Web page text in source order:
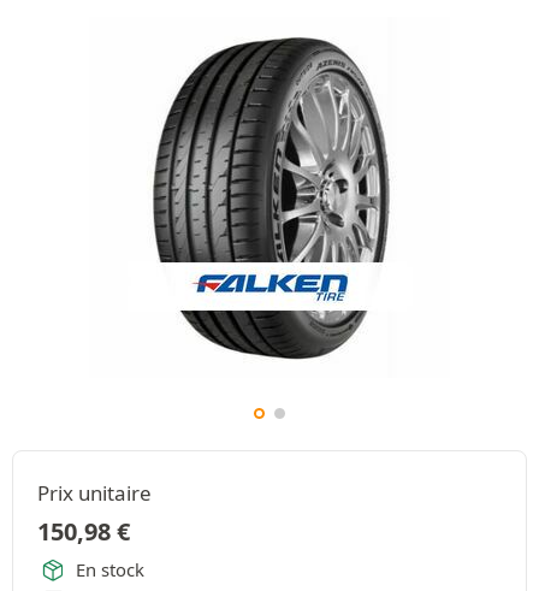
Prix unitaire
150,98€
En stock